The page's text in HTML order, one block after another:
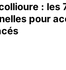
: les
pour